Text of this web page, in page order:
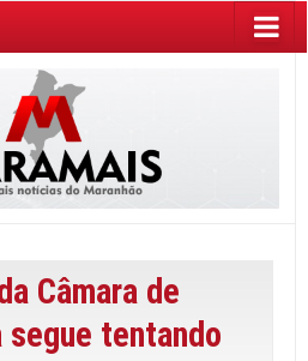
Câmara de
segue tentando